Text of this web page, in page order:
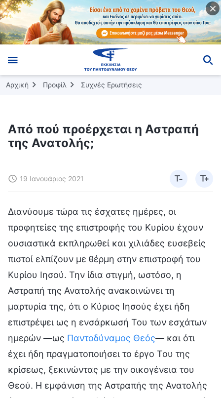
Αρχική Προφίλ Συχνές Ερωτήσεις
Από πού προέρχεται η Αστραπή
της Ανατολής;
19 Ιανουάριος 2021
Διανύουμε τώρα τις έσχατες ημέρες, οι
προφητείες της επιστροφής του Κυρίου έχουν
ουσιαστικά εκπληρωθεί και χιλιάδες ευσεβείς
πιστοί ελπίζουν με θέρμη στην επιστροφή του
Κυρίου Ιησού. Την ίδια στιγμή, ωστόσο, η
Αστραπή της Ανατολής ανακοινώνει τη
μαρτυρία της, ότι ο Κύριος Ιησούς έχει ήδη
επιστρέψει ως η ενσάρκωσή Του των εσχάτων
ημερών —ως Παντοδύναμος Θεός— και ότι
έχει ήδη πραγματοποιήσει το έργο Του της
κρίσεως, ξεκινώντας με την οικογένεια του
Θεού. Η εμφάνιση της Αστραπής της Ανατολής